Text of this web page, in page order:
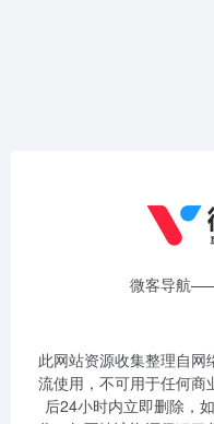
微客导航
此网站资源收集整理自
流使用，不可用于任何商
后24小时内立即删除，